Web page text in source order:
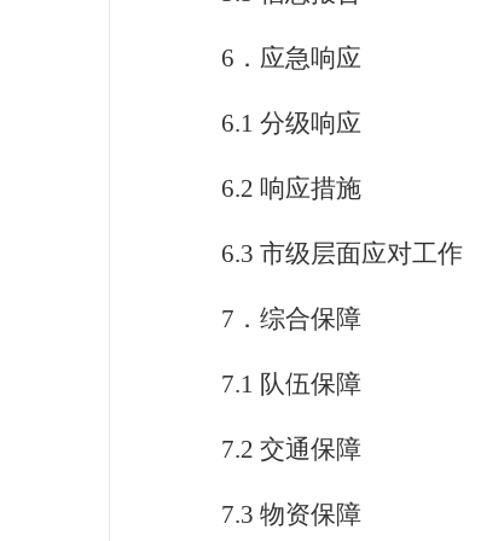
6 ．应急响应
6.1 分级响应
6.2 响应措施
6.3 市级层面应对工作
7 ．综合保障
7.1 队伍保障
7.2 交通保障
7.3 物资保障